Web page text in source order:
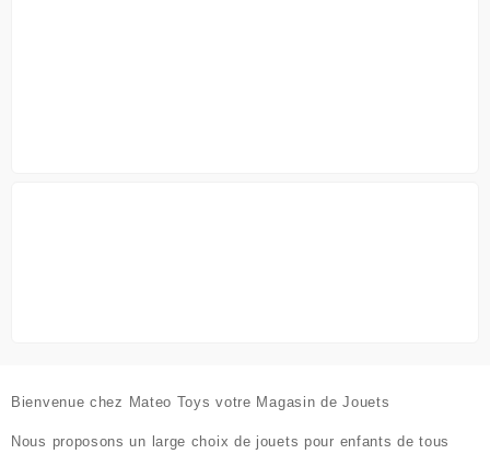
Bienvenue chez Mateo Toys votre Magasin de Jouets
Nous proposons un large choix de jouets pour enfants de tous